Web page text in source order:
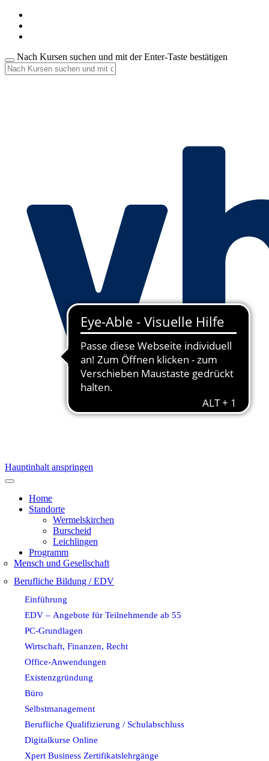
Nach Kursen suchen und mit der Enter-Taste bestätigen
Hauptinhalt anspringen
Home
Standorte
Wermelskirchen
Burscheid
Leichlingen
Programm
Mensch und Gesellschaft
Berufliche Bildung / EDV
Einführung
EDV – Angebote für Teilnehmende ab 55
PC-Grundlagen
Wirtschaft, Finanzen, Recht
Office-Anwendungen
Existenzgründung
Büro
Selbstmanagement
Berufliche Qualifizierung / Schulabschluss
Digitalkurse Online
Xpert Business Zertifikatslehrgänge